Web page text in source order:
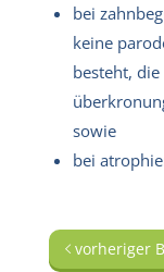
bei
keine
besteht,
sowie
bei
vorheriger